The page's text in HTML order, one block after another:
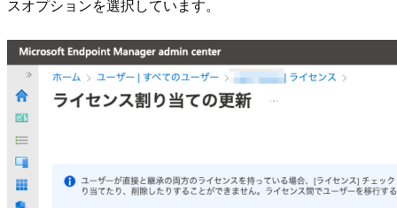
スオプションを選択しています。